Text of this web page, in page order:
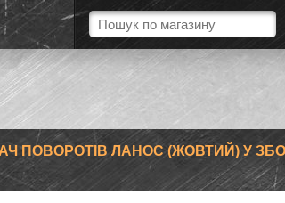
ПОВОРОТІВ ЛАНОС (ЖОВТИЙ) У